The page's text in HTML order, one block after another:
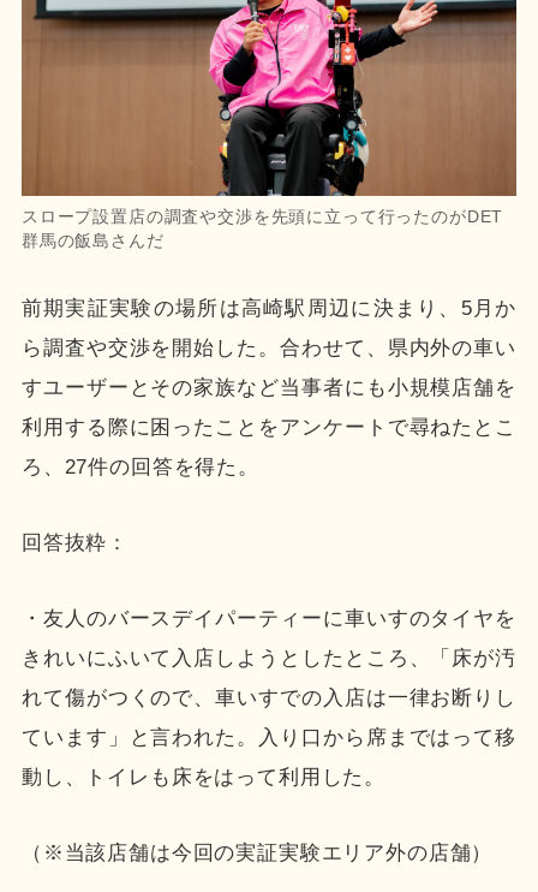
スロープ設置店の調査や交渉を先頭に立って行ったのがDET
群馬の飯島さんだ
前期実証実験の場所は高崎駅周辺に決まり、5月か
ら調査や交渉を開始した。合わせて、県内外の車い
すユーザーとその家族など当事者にも小規模店舗を
利用する際に困ったことをアンケートで尋ねたとこ
ろ、27件の回答を得た。
回答抜粋：
・友人のバースデイパーティーに車いすのタイヤを
きれいにふいて入店しようとしたところ、「床が汚
れて傷がつくので、車いすでの入店は一律お断りし
ています」と言われた。入り口から席まではって移
動し、トイレも床をはって利用した。
（※当該店舗は今回の実証実験エリア外の店舗）